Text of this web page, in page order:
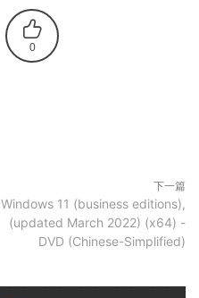
0
下一篇
Windows 11 (business editions),
(updated March 2022) (x64) -
DVD (Chinese-Simplified)